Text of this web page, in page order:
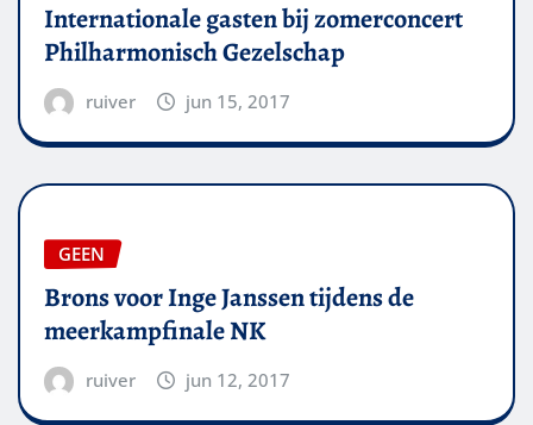
Internationale gasten bij zomerconcert
Philharmonisch Gezelschap
ruiver jun 15, 2017
GEEN
Brons voor Inge Janssen tijdens de
meerkampfinale NK
ruiver jun 12, 2017